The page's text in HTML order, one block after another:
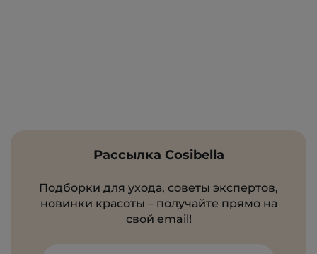
Рассылка Cosibella
Подборки для ухода, советы экспертов,
новинки красоты – получайте прямо на
свой email!